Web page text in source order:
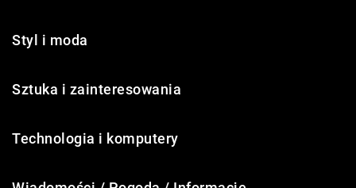
Styl i moda
Sztuka i zainteresowania
Technologia i komputery